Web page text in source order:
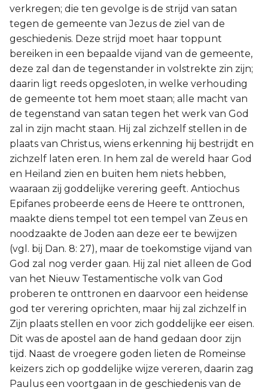
verkregen; die ten gevolge is de strijd van satan
tegen de gemeente van Jezus de ziel van de
geschiedenis. Deze strijd moet haar toppunt
bereiken in een bepaalde vijand van de gemeente,
deze zal dan de tegenstander in volstrekte zin zijn;
daarin ligt reeds opgesloten, in welke verhouding
de gemeente tot hem moet staan; alle macht van
de tegenstand van satan tegen het werk van God
zal in zijn macht staan. Hij zal zichzelf stellen in de
plaats van Christus, wiens erkenning hij bestrijdt en
zichzelf laten eren. In hem zal de wereld haar God
en Heiland zien en buiten hem niets hebben,
waaraan zij goddelijke verering geeft. Antiochus
Epifanes probeerde eens de Heere te onttronen,
maakte diens tempel tot een tempel van Zeus en
noodzaakte de Joden aan deze eer te bewijzen
(vgl. bij Dan. 8: 27), maar de toekomstige vijand van
God zal nog verder gaan. Hij zal niet alleen de God
van het Nieuw Testamentische volk van God
proberen te onttronen en daarvoor een heidense
god ter verering oprichten, maar hij zal zichzelf in
Zijn plaats stellen en voor zich goddelijke eer eisen.
Dit was de apostel aan de hand gedaan door zijn
tijd. Naast de vroegere goden lieten de Romeinse
keizers zich op goddelijke wijze vereren, daarin zag
Paulus een voortgaan in de geschiedenis van de